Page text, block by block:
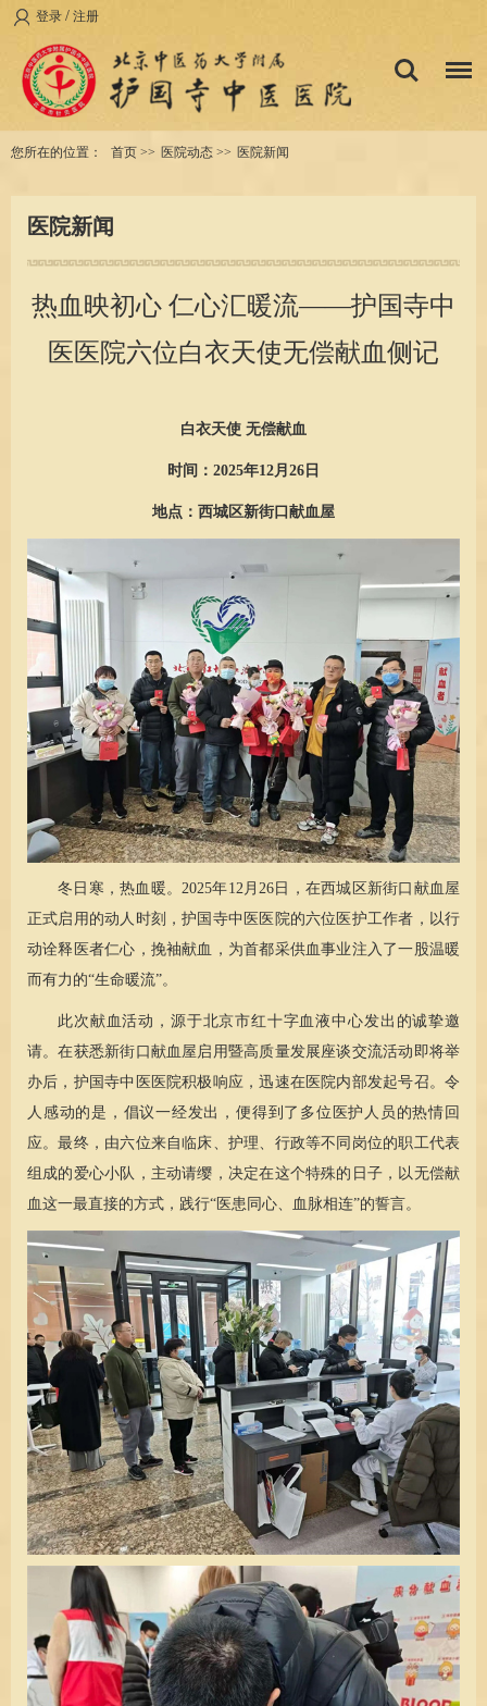
登录 / 注册
您所在的位置： 首页 >> 医院动态 >> 医院新闻
医院新闻
热血映初心 仁心汇暖流——护国寺中
医医院六位白衣天使无偿献血侧记
白衣天使 无偿献血
时间：2025年12月26日
地点：西城区新街口献血屋
冬日寒，热血暖。2025年12月26日，在西城区新街口献血屋
正式启用的动人时刻，护国寺中医医院的六位医护工作者，以行
动诠释医者仁心，挽袖献血，为首都采供血事业注入了一股温暖
而有力的“生命暖流”。
此次献血活动，源于北京市红十字血液中心发出的诚挚邀
请。在获悉新街口献血屋启用暨高质量发展座谈交流活动即将举
办后，护国寺中医医院积极响应，迅速在医院内部发起号召。令
人感动的是，倡议一经发出，便得到了多位医护人员的热情回
应。最终，由六位来自临床、护理、行政等不同岗位的职工代表
组成的爱心小队，主动请缨，决定在这个特殊的日子，以无偿献
血这一最直接的方式，践行“医患同心、血脉相连”的誓言。